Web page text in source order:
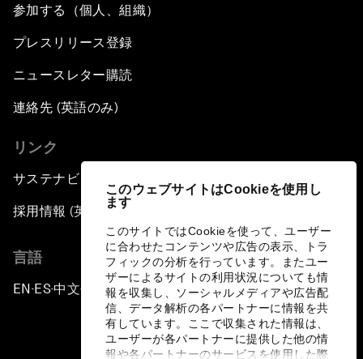
このウェブサイトはCookieを使用し
ます
このサイトではCookieを使って、ユーザー
に合わせたコンテンツや広告の表示、トラ
フィックの分析を行っています。またユー
ザーによるサイトの利用状況についても情
報を収集し、ソーシャルメディアや広告配
信、データ解析の各パートナーに情報を共
有しています。ここで収集された情報は、
ユーザーが各パートナーに提供した他の情
報や各パートナーのサービスを使用した際
参加する（個人、組織）
プレスリリース登録
ニュースレター購読
連絡先 (英語のみ)
リンク
サステナビリティへの取り組み
採用情報 (英語のみ)
言語
EN ▪ES▪中文▪ 日本語